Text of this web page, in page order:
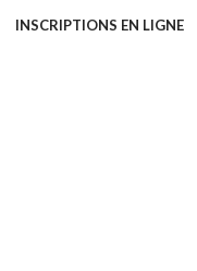
INSCRIPTIONS EN LIGNE